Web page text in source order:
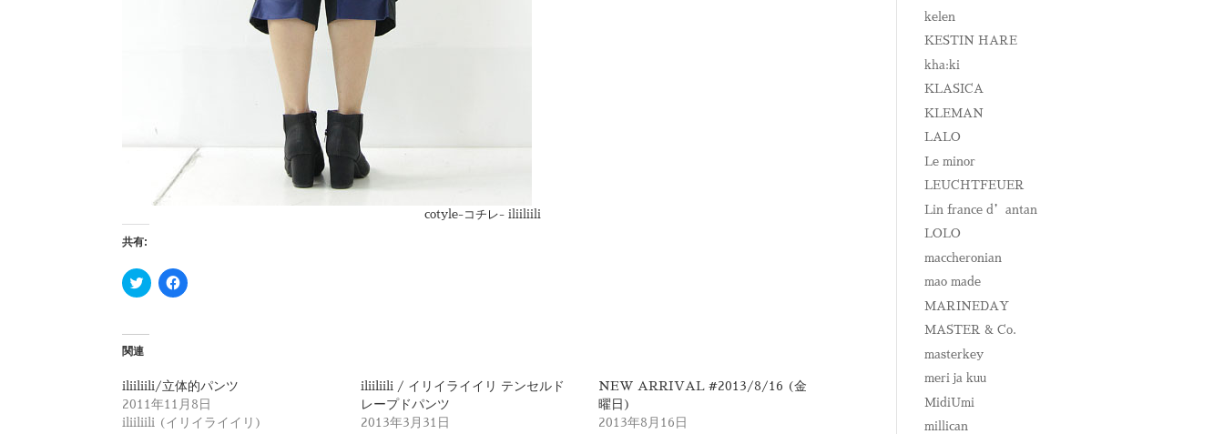
cotyle-コチレ- iliiliili
共有:
ク
リ
て
t
t
e
r
F
a
共
有
す
る
関連
iliiliili/立体的パンツ
2011年11月8日
iliiliili (イリイライイリ)
iliiliili / イリイライイリ テンセルド
レープドパンツ
2013年3月31日
NEW ARRIVAL #2013/8/16 (金
曜日)
2013年8月16日
kelen
KESTIN HARE
kha:ki
KLASICA
KLEMAN
LALO
Le minor
LEUCHTFEUER
Lin france d’antan
LOLO
maccheronian
mao made
MARINEDAY
MASTER & Co.
masterkey
meri ja kuu
MidiUmi
millican